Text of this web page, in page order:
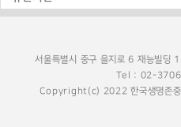
서울특별시 중구 을지로 6 재능빌딩
Tel : 02-
Copyright(c) 2022 한국생명존